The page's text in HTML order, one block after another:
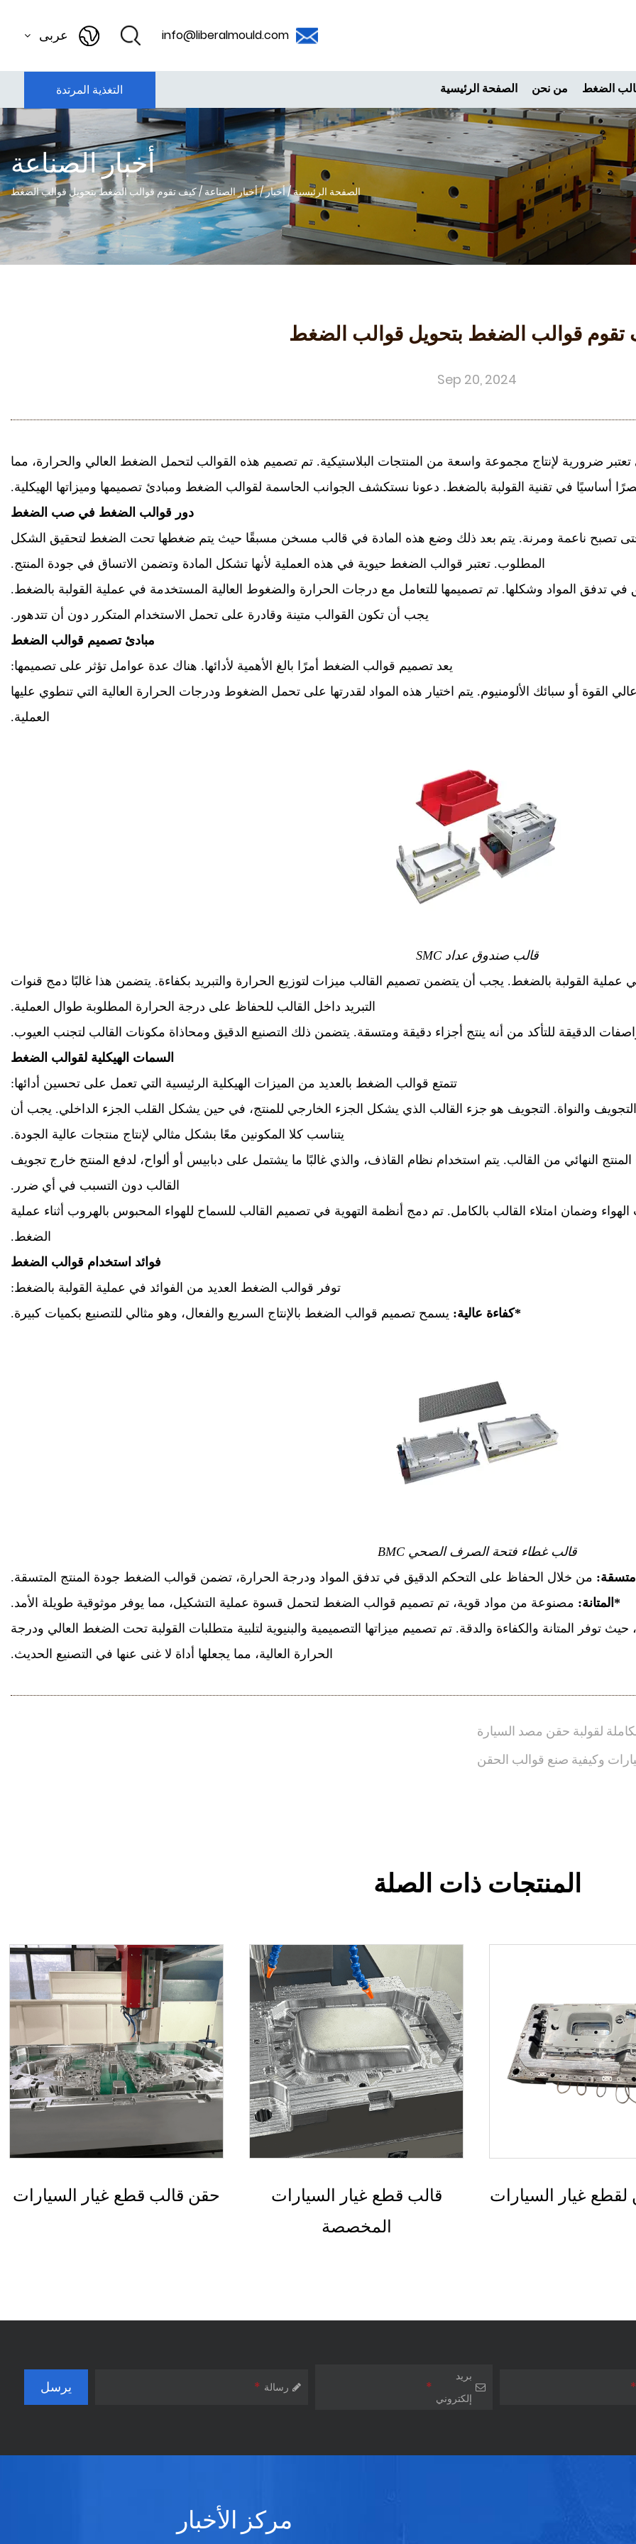
info@liberalmould.com عربى
الصفحة الرئيسية من نحن الضغط التغذية المرتدة
أخبار الصناعة
الصفحة الرئيسية/أخبار/أخبار الصناعة /كيف تقوم قوالب الضغط بتحويل قوالب الضغط
تقوم قوالب الضغط بتحويل قوالب الضغط
Sep 20, 2024
تعتبر ضرورية لإنتاج مجموعة واسعة من المنتجات البلاستيكية. تم تصميم هذه القوالب لتحمل الضغط العالي والحرارة، مما
أساسيًا في تقنية القولبة بالضغط. دعونا نستكشف الجوانب الحاسمة لقوالب الضغط ومبادئ تصميمها وميزاتها الهيكلية.
دور قوالب الضغط في صب الضغط
حتى تصبح ناعمة ومرنة. يتم بعد ذلك وضع هذه المادة في قالب مسخن مسبقًا حيث يتم ضغطها تحت الضغط لتحقيق الشكل
المطلوب. تعتبر قوالب الضغط حيوية في هذه العملية لأنها تشكل المادة وتضمن الاتساق في جودة المنتج.
في تدفق المواد وشكلها. تم تصميمها للتعامل مع درجات الحرارة والضغوط العالية المستخدمة في عملية القولبة بالضغط.
يجب أن تكون القوالب متينة وقادرة على تحمل الاستخدام المتكرر دون أن تتدهور.
مبادئ تصميم قوالب الضغط
يعد تصميم قوالب الضغط أمرًا بالغ الأهمية لأدائها. هناك عدة عوامل تؤثر على تصميمها:
القوة أو سبائك الألومنيوم. يتم اختيار هذه المواد لقدرتها على تحمل الضغوط ودرجات الحرارة العالية التي تنطوي عليها
العملية.
قالب صندوق عداد SMC
عملية القولبة بالضغط. يجب أن يتضمن تصميم القالب ميزات لتوزيع الحرارة والتبريد بكفاءة. يتضمن هذا غالبًا دمج قنوات
التبريد داخل القالب للحفاظ على درجة الحرارة المطلوبة طوال العملية.
الدقيقة للتأكد من أنه ينتج أجزاء دقيقة ومتسقة. يتضمن ذلك التصنيع الدقيق ومحاذاة مكونات القالب لتجنب العيوب.
السمات الهيكلية لقوالب الضغط
تتمتع قوالب الضغط بالعديد من الميزات الهيكلية الرئيسية التي تعمل على تحسين أدائها:
والنواة. التجويف هو جزء القالب الذي يشكل الجزء الخارجي للمنتج، في حين يشكل القلب الجزء الداخلي. يجب أن
يتناسب كلا المكونين معًا بشكل مثالي لإنتاج منتجات عالية الجودة.
النهائي من القالب. يتم استخدام نظام القاذف، والذي غالبًا ما يشتمل على دبابيس أو ألواح، لدفع المنتج خارج تجويف
القالب دون التسبب في أي ضرر.
الهواء وضمان امتلاء القالب بالكامل. تم دمج أنظمة التهوية في تصميم القالب للسماح للهواء المحبوس بالهروب أثناء عملية
الضغط.
فوائد استخدام قوالب الضغط
توفر قوالب الضغط العديد من الفوائد في عملية القولبة بالضغط:
*كفاءة عالية: يسمح تصميم قوالب الضغط بالإنتاج السريع والفعال، وهو مثالي للتصنيع بكميات كبيرة.
قالب غطاء فتحة الصرف الصحي BMC
من خلال الحفاظ على التحكم الدقيق في تدفق المواد ودرجة الحرارة، تضمن قوالب الضغط جودة المنتج المتسقة.
*المتانة: مصنوعة من مواد قوية، تم تصميم قوالب الضغط لتحمل قسوة عملية التشكيل، مما يوفر موثوقية طويلة الأمد.
المتانة والكفاءة والدقة. تم تصميم ميزاتها التصميمية والبنيوية لتلبية متطلبات القولبة تحت الضغط العالي ودرجة
الحرارة العالية، مما يجعلها أداة لا غنى عنها في التصنيع الحديث.
لقولبة حقن مصد السيارة
وكيفية صنع قوالب الحقن
المنتجات ذات الصلة
قالب المصد الخلفي للسيارة حقن قالب قطع غيار السيارات
غيار السيارات
*
بريد
إلكتروني
* رسالة *
مركز الأخبار